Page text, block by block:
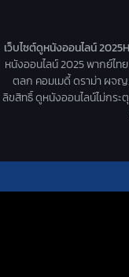
เว็บไซต์ดูหนังออนไลน์
หนังออนไลน์ 2025 พากย์ไ
ตลก คอมเมดี้ ดราม่า ผจญ
ลิขสิทธิ์ ดูหนังออนไลน์ไม่กระ